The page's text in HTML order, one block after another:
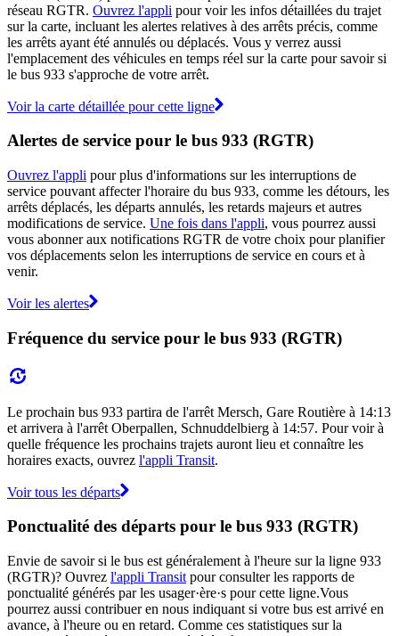
réseau RGTR. Ouvrez l'appli pour voir les infos détaillées du trajet
sur la carte, incluant les alertes relatives à des arrêts précis, comme
les arrêts ayant été annulés ou déplacés. Vous y verrez aussi
l'emplacement des véhicules en temps réel sur la carte pour savoir si
le bus 933 s'approche de votre arrêt.
Voir la carte détaillée pour cette ligne
Alertes de service pour le bus 933 (RGTR)
Ouvrez l'appli pour plus d'informations sur les interruptions de
service pouvant affecter l'horaire du bus 933, comme les détours, les
arrêts déplacés, les départs annulés, les retards majeurs et autres
modifications de service. Une fois dans l'appli, vous pourrez aussi
vous abonner aux notifications RGTR de votre choix pour planifier
vos déplacements selon les interruptions de service en cours et à
venir.
Voir les alertes
Fréquence du service pour le bus 933 (RGTR)
Le prochain bus 933 partira de l'arrêt Mersch, Gare Routière à 14:13
et arrivera à l'arrêt Oberpallen, Schnuddelbierg à 14:57. Pour voir à
quelle fréquence les prochains trajets auront lieu et connaître les
horaires exacts, ouvrez l'appli Transit.
Voir tous les départs
Ponctualité des départs pour le bus 933 (RGTR)
Envie de savoir si le bus est généralement à l'heure sur la ligne 933
(RGTR)? Ouvrez l'appli Transit pour consulter les rapports de
ponctualité générés par les usager·ère·s pour cette ligne.Vous
pourrez aussi contribuer en nous indiquant si votre bus est arrivé en
avance, à l'heure ou en retard. Comme ces statistiques sur la